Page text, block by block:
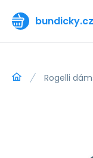
bundicky.cz
Rogelli